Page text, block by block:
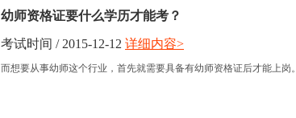
幼师资格证要什么学历才能考？
考试时间 / 2015-12-12
而想要从事幼师这个行业，首先就需要具备有幼师资格证后才能上岗。
详细内容>